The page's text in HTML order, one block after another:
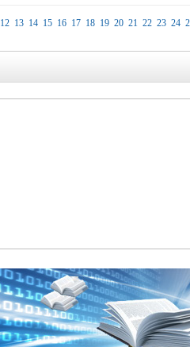
12 13 14 15 16 17 18 19 20 21 22 23 24